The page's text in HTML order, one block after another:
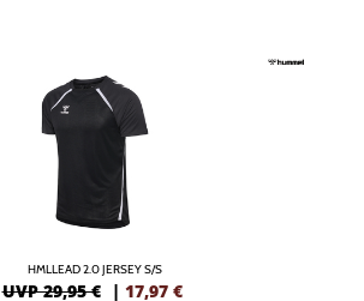
HMLLEAD 2.0 JERSEY S/S
UVP 29,95 € | 17,97 €